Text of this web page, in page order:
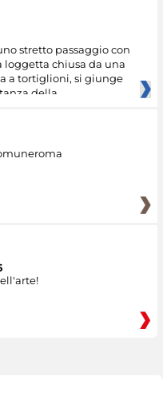
stretto passaggio con
loggetta chiusa da una
a tortiglioni, si giunge
della